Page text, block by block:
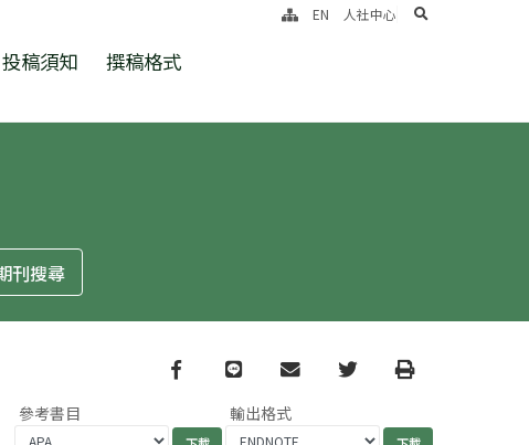
投稿須知 撰稿格式
EN 人社中心 search
Facebook
line email TwitterPrint
參考書目 輸出格式